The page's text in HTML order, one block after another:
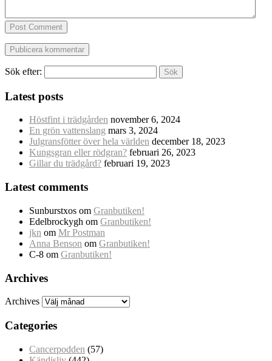
Post Comment
Sök efter:
Latest posts
Höstfint i trädgården november 6, 2024
En grön vattenslang mars 3, 2024
Julgransfötter över hela världen december 18, 2023
Kungsgran eller rödgran? februari 26, 2023
Gillar du trädgård? februari 19, 2023
Latest comments
Sunburstxos om Granbutiken!
Edelbrockygh om Granbutiken!
jkn om Mr Postman
Anna Benson om Granbutiken!
C-8 om Granbutiken!
Archives
Archives
Categories
Cancerpodden (57)